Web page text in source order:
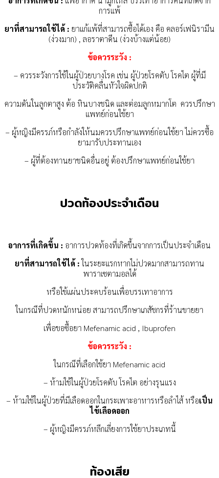
การแพ้
ยาที่สามารถใช้ได้ : ยาแก้แพ้ที่สามารถซื้อได้เอง คือ คลอร์เฟนิรามีน
(ง่วงมาก) , ลอราตาดีน (ง่วงบ้างแต่น้อย)
ข้อควรระวัง :
– ควรระวังการใช้ในผู้ป่วยบางโรค เช่น ผู้ป่วยโรคตับ โรคไต ผู้ที่มี
ประวัติคลื่นหัวใจผิดปกติ
ความดันในลูกตาสูง ต้อ หินบางชนิด และต่อมลูกหมากโต ควรปรึกษา
แพทย์ก่อนใช้ยา
– ผู้หญิงมีครรภ์หรือกำลังให้นมควรปรึกษาแพทย์ก่อนใช้ยา ไม่ควรซื้อ
ยามารับประทานเอง
– ผู้ที่ต้องทานยาชนิดอื่นอยู่ ต้องปรึกษาแพทย์ก่อนใช้ยา
ปวดท้องประจำเดือน
อาการที่เกิดขึ้น : อาการปวดท้องที่เกิดขึ้นจากการเป็นประจำเดือน
ยาที่สามารถใช้ได้ :ในระยะแรกหากไม่ปวดมากสามารถทาน
พาราเซตามอลได้
หรือใช้แผ่นประคบร้อนเพื่อบรรเทาอาการ
ในกรณีที่ปวดหนักหน่อย สามารถปรึกษาเภสัชกรที่ร้านขายยา
เพื่อขอซื้อยา Mefenamic acid , Ibuprofen
ข้อควรระวัง :
ในกรณีที่เลือกใช้ยา Mefenamic acid
– ห้ามใช้ในผู้ป่วยโรคตับ โรคไต อย่างรุนแรง
– ห้ามใช้ในผู้ป่วยที่มีเลือดออกในกระเพาะอาหารหรือลำไส้ หรือเป็น
ไข้เลือดออก
– ผู้หญิงมีครรภ์หลีกเลี่ยงการใช้ยาประเภทนี้
ท้องเสีย